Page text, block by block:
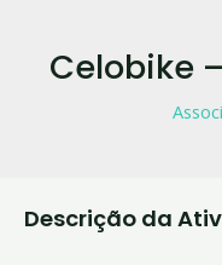
Celobike
Descrição da